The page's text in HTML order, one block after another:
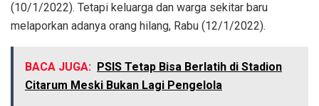
(10/1/2022). Tetapi keluarga dan warga sekitar baru
melaporkan adanya orang hilang, Rabu (12/1/2022).
BACA JUGA: PSIS Tetap Bisa Berlatih di Stadion
Citarum Meski Bukan Lagi Pengelola